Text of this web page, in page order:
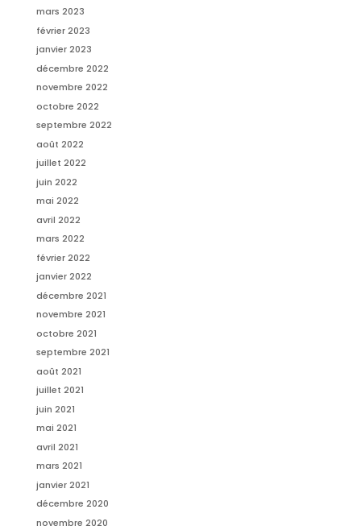
mars 2023
février 2023
janvier 2023
décembre 2022
novembre 2022
octobre 2022
septembre 2022
août 2022
juillet 2022
juin 2022
mai 2022
avril 2022
mars 2022
février 2022
janvier 2022
décembre 2021
novembre 2021
octobre 2021
septembre 2021
août 2021
juillet 2021
juin 2021
mai 2021
avril 2021
mars 2021
janvier 2021
décembre 2020
novembre 2020